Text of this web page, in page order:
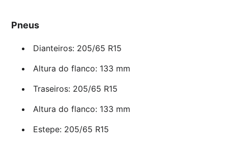
Pneus
Dianteiros: 205/65 R15
Altura do flanco: 133 mm
Traseiros: 205/65 R15
Altura do flanco: 133 mm
Estepe: 205/65 R15